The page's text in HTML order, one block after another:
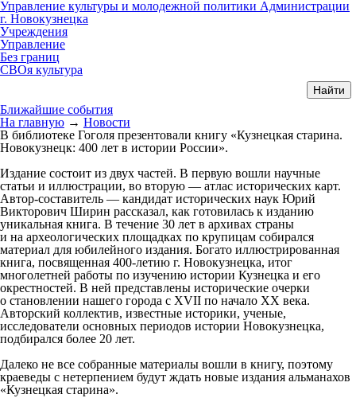
Управление культуры и молодежной политики Администрации
г. Новокузнецка
Учреждения
Управление
Без границ
СВОя культура
Ближайшие события
На главную → Новости
В библиотеке Гоголя презентовали книгу «Кузнецкая старина.
Новокузнецк: 400 лет в истории России».
Издание состоит из двух частей. В первую вошли научные
статьи и иллюстрации, во вторую — атлас исторических карт.
Автор-составитель — кандидат исторических наук Юрий
Викторович Ширин рассказал, как готовилась к изданию
уникальная книга. В течение 30 лет в архивах страны
и на археологических площадках по крупицам собирался
материал для юбилейного издания. Богато иллюстрированная
книга, посвященная 400-летию г. Новокузнецка, итог
многолетней работы по изучению истории Кузнецка и его
окрестностей. В ней представлены исторические очерки
о становлении нашего города с XVII по начало XX века.
Авторский коллектив, известные историки, ученые,
исследователи основных периодов истории Новокузнецка,
подбирался более 20 лет.
Далеко не все собранные материалы вошли в книгу, поэтому
краеведы с нетерпением будут ждать новые издания альманахов
«Кузнецкая старина».